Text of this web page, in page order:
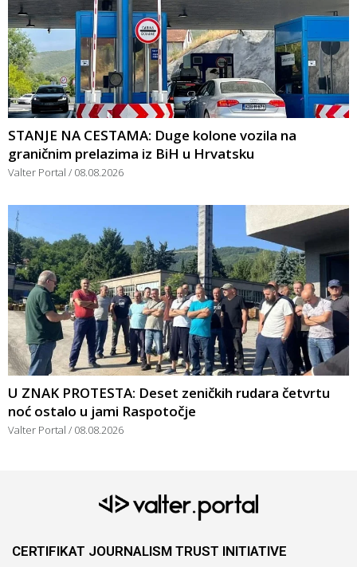
STANJE NA CESTAMA: Duge kolone vozila na
graničnim prelazima iz BiH u Hrvatsku
Valter Portal 08.08.2026
U ZNAK PROTESTA: Deset zeničkih rudara četvrtu
noć ostalo u jami Raspotočje
Valter Portal 08.08.2026
CERTIFIKAT JOURNALISM TRUST INITIATIVE